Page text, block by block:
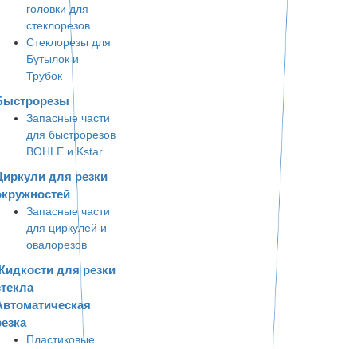
головки для
стеклорезов
Стеклорезы для
Бутылок и
Трубок
Запасные части
для быстрорезов
BOHLE и Kstar
для резки
Запасные части
для циркулей и
овалорезов
для резки
Пластиковые